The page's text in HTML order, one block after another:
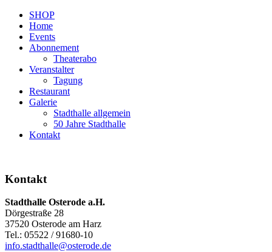
SHOP
Home
Events
Abonnement
Theaterabo
Veranstalter
Tagung
Restaurant
Galerie
Stadthalle allgemein
50 Jahre Stadthalle
Kontakt
Kontakt
Stadthalle Osterode a.H.
Dörgestraße 28
37520 Osterode am Harz
Tel.: 05522 / 91680-10
info.stadthalle@osterode.de